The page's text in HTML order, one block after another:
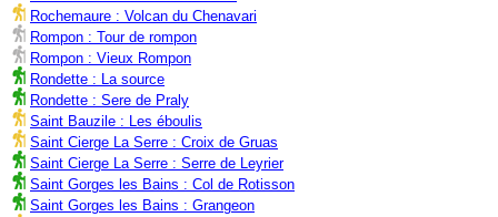
Rochemaure : Volcan du Chenavari
Rompon : Tour de rompon
Rompon : Vieux Rompon
Rondette : La source
Rondette : Sere de Praly
Saint Bauzile : Les éboulis
Saint Cierge La Serre : Croix de Gruas
Saint Cierge La Serre : Serre de Leyrier
Saint Gorges les Bains : Col de Rotisson
Saint Gorges les Bains : Grangeon